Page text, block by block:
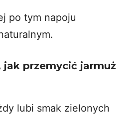
po tym napoju
jak przemycić jarmuż
lubi smak zielonych